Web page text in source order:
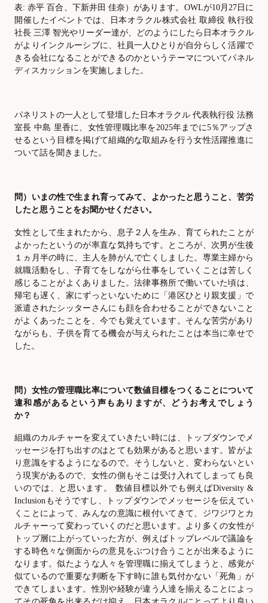
表: 赤平 百合、下新井田 佳奈）があります。OWLが10月27日に
開催したイベントでは、日本オラクル株式会社 取締役 執行役
社長 三澤 智光やリーダー達が、どのようにしたら日本オラクル
がよりインクルーシブに、社員一人ひとりが自分らしく活躍で
きる会社になることができるのかというテーマについてパネル
ディスカッションを実施しました。
パネリストの一人として登壇した日本オラクル 代表執行役 法務
室長 中島 里香に、女性管理職比率を 2025年までに5％アップさ
せるという目標を掲げて組織的な取組みを行う女性活躍推進に
ついて話を聞きました。
問）いまの性で生まれ育ってみて、よかったと思うこと、苦労
したと思うことをお聞かせください。
女性として生まれたから、息子２人を生み、育てられたことが
よかったというのが率直な気持ちです。ところが、次男が生後
１ヵ月半の時に、主人を肺がんで亡くしました。専業主婦から
就職活動をし、子育てをしながら仕事をしていくことは苦しく
感じることがよくありました。法律事務所で働いていた頃は、
帰宅も遅く、家にずっといないために「港区ひとり親支援」で
派遣されたシッターさんにも顔を合わせることができないこと
がよくあったことを、今でも覚えています。そんな苦労があり
ながらも、子供を育てる機会が与えられたことは本当に幸せで
した。
問）女性の管理職比率について数値目標をつくることについて
違和感があるという声もありますが、どうお考えでしょう
か？
組織のカルチャーを変えていきたい時には、トップダウンでメ
ッセージを打ち出すのはとても効果があると思います。皆がよ
り意識をするようになるので。そうしないと、変わらないとい
う現実があるので、女性の側もそこは受け入れてしまっても良
いのでは、と思います。 数値目標以外でも例えばDiversity &
Inclusionもそうですし、トップダウンでメッセージを伝えてい
くことによって、みんなの意識に根付いてきて、ジワジワとカ
ルチャーって変わっていくのだと思います。より多くの女性が
トップ層に上がっていった方が、例えばトップレベルで議論を
する時色々な側面からの意見をぶつけ合うことが出来るように
なります。似たような人々を管理職に揃えてしまうと、感覚が
似ているので重要な判断を下す時に誰も気付かない「死角」が
できてしまいます。性別や経験が違う人達を揃えることによっ